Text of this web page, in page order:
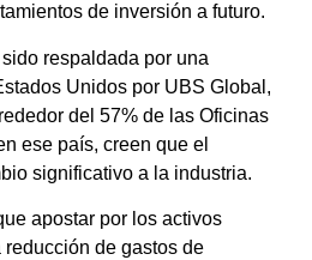
de inversión a futuro.
respaldada por una
Unidos por UBS Global,
del 57% de las Oficinas
ese país, creen que el
significativo a la industria.
apostar por los activos
de gastos de